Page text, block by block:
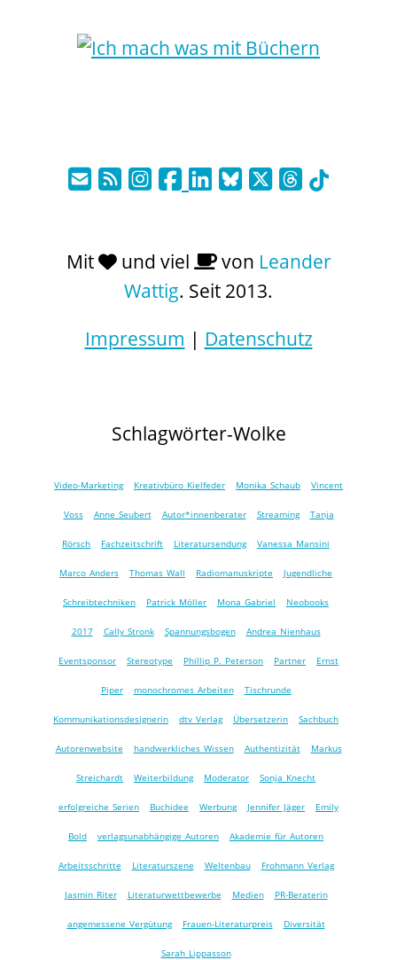
Mit und viel von Leander
Wattig. Seit 2013.
Impressum | Datenschutz
Schlagwörter-Wolke
Video-Marketing Kreativbüro Kielfeder Monika Schaub Vincent
Voss Anne Seubert Autor*innenberater Streaming Tanja
Rörsch Fachzeitschrift Literatursendung Vanessa Mansini
Marco Anders Thomas Wall Radiomanuskripte Jugendliche
Schreibtechniken Patrick Möller Mona Gabriel Neobooks
2017 Cally Stronk Spannungsbogen Andrea Nienhaus
Eventsponsor Stereotype Phillip P. Peterson Partner Ernst
Piper monochromes Arbeiten Tischrunde
Kommunikationsdesignerin dtv Verlag Übersetzerin Sachbuch
Autorenwebsite handwerkliches Wissen Authentizität Markus
Streichardt Weiterbildung Moderator Sonja Knecht
erfolgreiche Serien Buchidee Werbung Jennifer Jäger Emily
Bold verlagsunabhängige Autoren Akademie für Autoren
Arbeitsschritte Literaturszene Weltenbau Frohmann Verlag
Jasmin Riter Literaturwettbewerbe Medien PR-Beraterin
angemessene Vergütung Frauen-Literaturpreis Diversität
Sarah Lippasson